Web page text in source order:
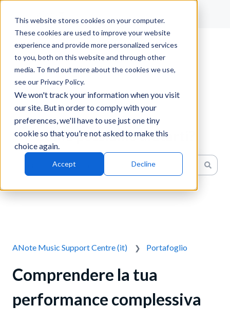
This website stores cookies on your computer.
These cookies are used to improve your website
experience and provide more personalized services
to you, both on this website and through other
media. To find out more about the cookies we use,
see our Privacy Policy.
We won't track your information when you visit
our site. But in order to comply with your
preferences, we'll have to use just one tiny
cookie so that you're not asked to make this
choice again.
Accept Decline
Come possiamo aiutarti?
ANote Music Support Centre (it) Portafoglio
Comprendere la tua
performance complessiva